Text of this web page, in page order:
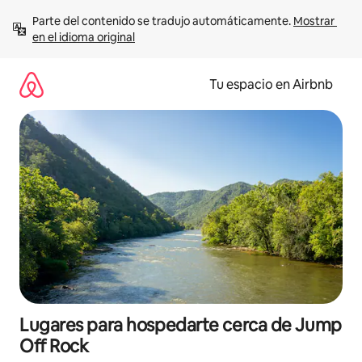
contenido
Parte del contenido se tradujo automáticamente. Mostrar
en el idioma original
Tu espacio en Airbnb
Lugares para hospedarte cerca de Jump
Off Rock